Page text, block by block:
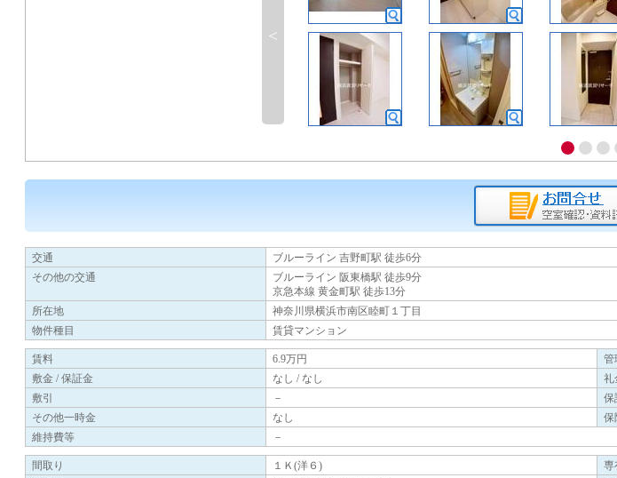
<
交通
ブルーライン 吉野町駅 徒歩6分
その他の交通
ブルーライン 阪東橋駅 徒歩9分
京急本線 黄金町駅 徒歩13分
所在地
神奈川県横浜市南区睦町１丁目
物件種目
賃貸マンション
賃料 6.9万円 管
敷金 / 保証金
なし / なし 礼
敷引
－ 保
その他一時金
なし 保
維持費等
－
間取り １Ｋ(洋６) 専